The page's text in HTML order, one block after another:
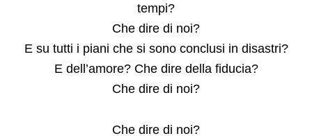
tempi?
Che dire di noi?
E su tutti i piani che si sono conclusi in disastri?
E dell’amore? Che dire della fiducia?
Che dire di noi?
Che dire di noi?